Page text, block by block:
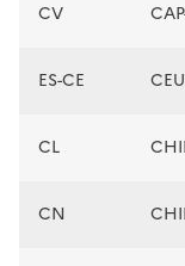
CV
ES-CE
CL
CN